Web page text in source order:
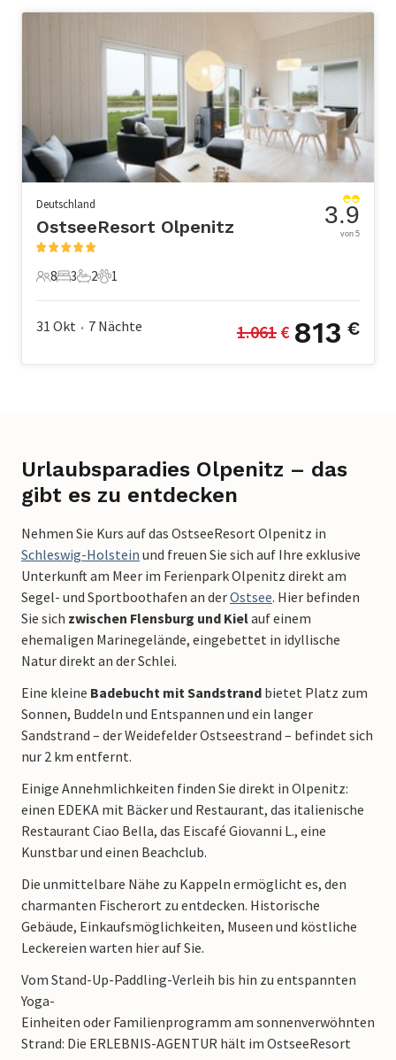
Deutschland
OstseeResort Olpenitz
8 Gäste
8
3 Schlafzimmer
3
2 Badezimmer
2
1 Haustier
1
3.9
von 5
31 Okt • 7 Nächte 1.061 € 813 €
Urlaubsparadies Olpenitz – das
gibt es zu entdecken
Nehmen Sie Kurs auf das OstseeResort Olpenitz in
Schleswig-Holstein und freuen Sie sich auf Ihre exklusive
Unterkunft am Meer im Ferienpark Olpenitz direkt am
Segel- und Sportboothafen an derOstsee. Hier befinden
Sie sich zwischen Flensburg und Kielauf einem
ehemaligen Marinegelände, eingebettet in idyllische
Natur direkt an der Schlei.
Eine kleine Badebucht mit Sandstrand bietet Platz zum
Sonnen, Buddeln und Entspannen und ein langer
Sandstrand – der Weidefelder Ostseestrand – befindet sich
nur 2 km entfernt.
Einige Annehmlichkeiten finden Sie direkt in Olpenitz:
einen EDEKA mit Bäcker und Restaurant, das italienische
Restaurant Ciao Bella, das Eiscafé Giovanni L., eine
Kunstbar und einen Beachclub.
Die unmittelbare Nähe zu Kappeln ermöglicht es, den
charmanten Fischerort zu entdecken. Historische
Gebäude, Einkaufsmöglichkeiten, Museen und köstliche
Leckereien warten hier auf Sie.
Vom Stand-Up-Paddling-Verleih bis hin zu entspannten
Yoga-
Einheiten oder Familienprogramm am sonnenverwöhnten
Strand: Die ERLEBNIS-AGENTUR hält im OstseeResort